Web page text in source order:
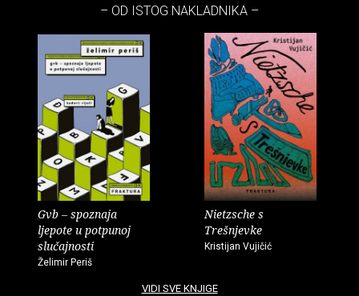
– OD ISTOG NAKLADNIKA –
Gvb – spoznaja
ljepote u potpunoj
slučajnosti
Želimir Periš
Nietzsche s
Trešnjevke
Kristijan Vujičić
VIDI SVE KNJIGE